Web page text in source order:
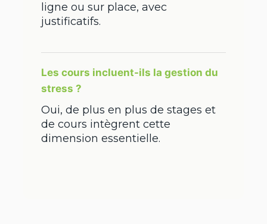
ligne ou sur place, avec
justificatifs.
Les cours incluent-ils la gestion du
stress ?
Oui, de plus en plus de stages et
de cours intègrent cette
dimension essentielle.